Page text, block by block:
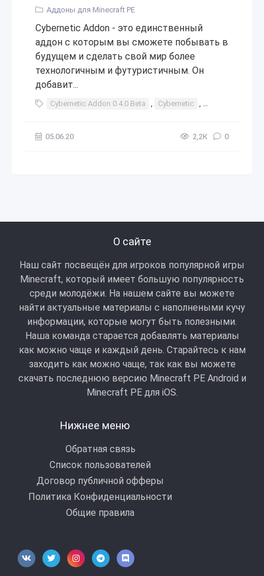
Аддоны для Minecraft PE
Cybernetic Addon - это единственный
аддон с которым вы сможете побывать в
будущем и сделать свой мир более
технологичным и футуристичным. Он
добавит...
Cybernetic Addon 0.4.0 Beta , Cybernetic , Addon
05.06.20 2,2К 0
О сайте
Наш сайт посвещён для игроков популярной игры
Minecraft, который имеет большую популярность
среди молодёжи. На нашем сайте вы можете
найти актуальные материалы с наполнеными кучу
информации, которые могут быть полезными.
Наша команда старается добавлять материалы
как можно чаще и каждый день. Старайтесь к нам
заходить как можно чаще, так как вы можете
скачать последнюю версию Minecraft PE Android и
Minecraft РЕ для iOS.
Нижнее меню
Обратная связь
Список пользователей
Договор публичной офферы
Политика Конфиденциальности
Общие правила